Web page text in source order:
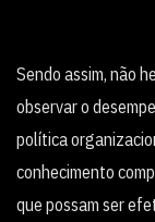
Sendo assim, não
observar o
política
conhecimento
que possam ser